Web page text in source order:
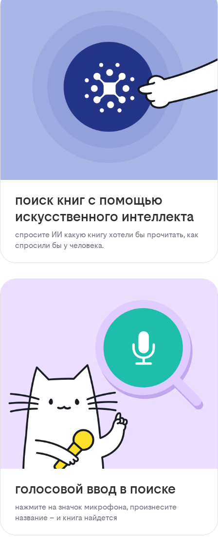
поиск книг с помощью
искусственного интеллекта
спросите ИИ какую книгу хотели бы прочитать, как
спросили бы у человека.
голосовой ввод в поиске
нажмите на значок микрофона, произнесите
название – и книга найдется